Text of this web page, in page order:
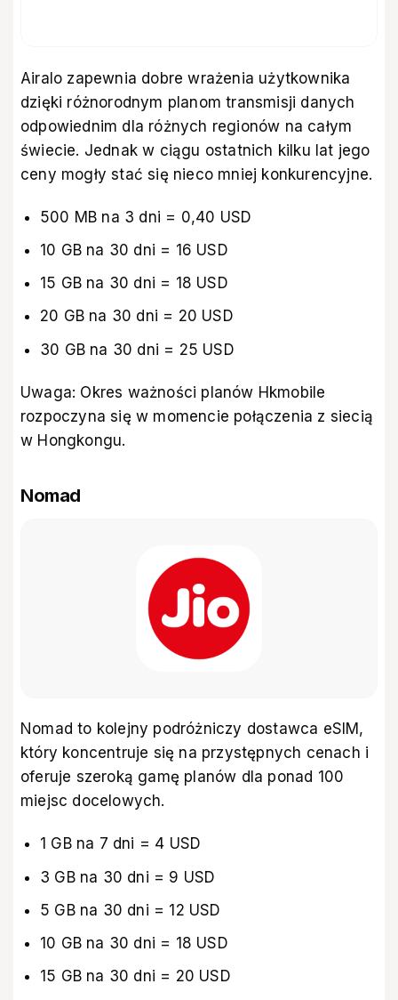
Airalo zapewnia dobre wrażenia użytkownika
dzięki różnorodnym planom transmisji danych
odpowiednim dla różnych regionów na całym
świecie. Jednak w ciągu ostatnich kilku lat jego
ceny mogły stać się nieco mniej konkurencyjne.
500 MB na 3 dni = 0,40 USD
10 GB na 30 dni = 16 USD
15 GB na 30 dni = 18 USD
20 GB na 30 dni = 20 USD
30 GB na 30 dni = 25 USD
Uwaga: Okres ważności planów Hkmobile
rozpoczyna się w momencie połączenia z siecią
w Hongkongu.
Nomad
Nomad to kolejny podróżniczy dostawca eSIM,
który koncentruje się na przystępnych cenach i
oferuje szeroką gamę planów dla ponad 100
miejsc docelowych.
1 GB na 7 dni = 4 USD
3 GB na 30 dni = 9 USD
5 GB na 30 dni = 12 USD
10 GB na 30 dni = 18 USD
15 GB na 30 dni = 20 USD